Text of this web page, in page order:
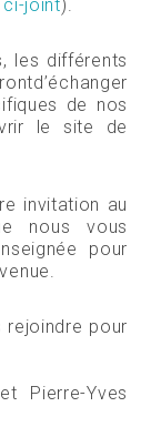
joint).
les différents
de nos
le site de
invitation au
nous vous
pour
rejoindre pour
Pierre-Yves